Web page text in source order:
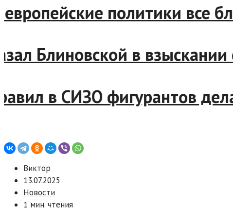
европейские политики
Блиновской в
в СИЗО фигурантов
Виктор
13.07.2025
Новости
1 мин. чтения